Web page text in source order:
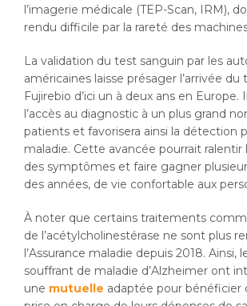
l’imagerie médicale (TEP-Scan, IRM),
rendu difficile par la rareté des
La validation du test sanguin par les
américaines laisse présager l’arrivée
Fujirebio d’ici un à deux ans en Europe.
l’accès au diagnostic à un plus grand
patients et favorisera ainsi la détection
maladie. Cette avancée pourrait ralentir
des symptômes et faire gagner
des années, de vie confortable aux
À noter que certains traitements
de l’acétylcholinestérase ne sont plus
l’Assurance maladie depuis 2018. Ainsi,
souffrant de maladie d’Alzheimer ont
une mutuelle adaptée pour bénéficier